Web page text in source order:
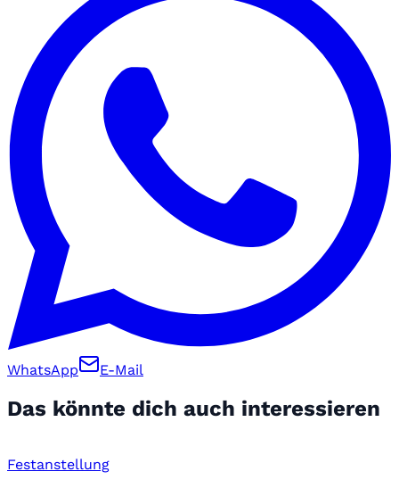
WhatsApp E-Mail
Das könnte dich auch interessieren
Festanstellung